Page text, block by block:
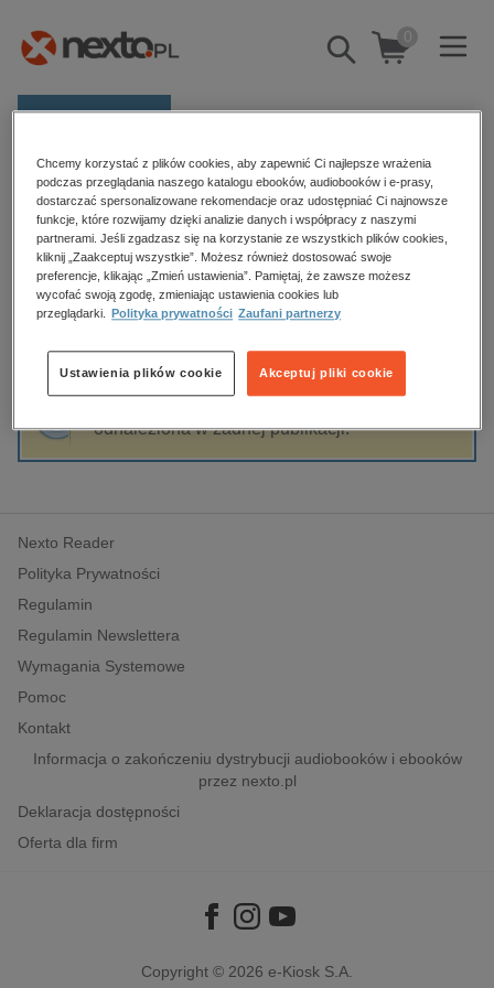
Pokaż/schowaj
wyszukiwarkę
0
E-prasa
Kategorie
Zobacz wszystkie E-prasa
budownictwo, aranżacja wnętrz
biznesowe, branżowe, gospodarka
edukacja
hobby, sport, rozrywka
komputery, internet, technologie, informatyka
polityka, społeczno-informacyjne
psychologiczne
inne
popularno-naukowe
historia
Strona główna Imani Thompson
Imani Thompson
Sortowanie Filtrowanie
odnaleziona w żadnej publikacji.
Nexto Reader
Polityka Prywatności
Regulamin
Regulamin Newslettera
Wymagania Systemowe
Pomoc
Kontakt
Informacja o zakończeniu dystrybucji audiobooków i ebooków
przez nexto.pl
Deklaracja dostępności
Oferta dla firm
Copyright © 2026 e-Kiosk S.A.
Chcemy korzystać z plików cookies, aby zapewnić Ci najlepsze wrażenia
podczas przeglądania naszego katalogu ebooków, audiobooków i e-prasy,
dostarczać spersonalizowane rekomendacje oraz udostępniać Ci najnowsze
funkcje, które rozwijamy dzięki analizie danych i współpracy z naszymi
partnerami. Jeśli zgadzasz się na korzystanie ze wszystkich plików cookies,
kliknij „Zaakceptuj wszystkie”. Możesz również dostosować swoje
preferencje, klikając „Zmień ustawienia”. Pamiętaj, że zawsze możesz
wycofać swoją zgodę, zmieniając ustawienia cookies lub
przeglądarki.
Polityka prywatności Zaufani partnerzy
Akceptuj pliki cookie
Ustawienia plików cookie